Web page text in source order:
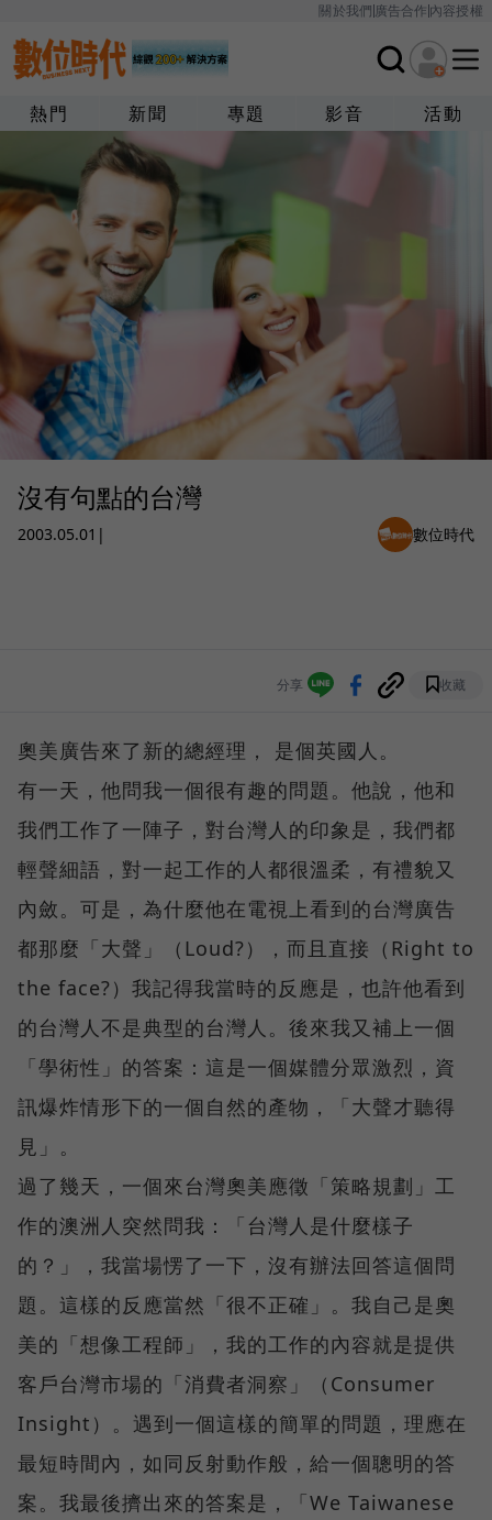
關於我們廣告合作內容授權
熱門 新聞 專題 影音 活動
沒有句點的台灣
2003.05.01 | 數位時代
分享 收藏
奧美廣告來了新的總經理， 是個英國人。
有一天，他問我一個很有趣的問題。他說，他和
我們工作了一陣子，對台灣人的印象是，我們都
輕聲細語，對一起工作的人都很溫柔，有禮貌又
內斂。可是，為什麼他在電視上看到的台灣廣告
都那麼「大聲」（Loud?），而且直接（Right to
the face?）我記得我當時的反應是，也許他看到
的台灣人不是典型的台灣人。後來我又補上一個
「學術性」的答案：這是一個媒體分眾激烈，資
訊爆炸情形下的一個自然的產物，「大聲才聽得
見」。
過了幾天，一個來台灣奧美應徵「策略規劃」工
作的澳洲人突然問我：「台灣人是什麼樣子
的？」，我當場愣了一下，沒有辦法回答這個問
題。這樣的反應當然「很不正確」。我自己是奧
美的「想像工程師」，我的工作的內容就是提供
客戶台灣市場的「消費者洞察」（Consumer
Insight）。遇到一個這樣的簡單的問題，理應在
最短時間內，如同反射動作般，給一個聰明的答
案。我最後擠出來的答案是，「We Taiwanese